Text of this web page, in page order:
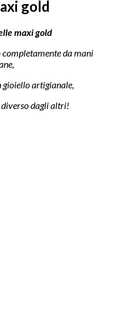
gold
maxi gold
da mani
artigianale,
diverso dagli altri!